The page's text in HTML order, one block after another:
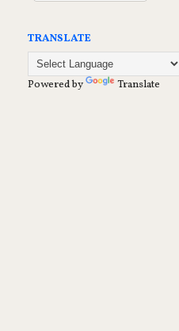
TRANSLATE
Powered by Translate